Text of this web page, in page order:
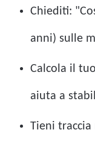
Chiediti:
anni) sulle
Calcola il
aiuta a
Tieni